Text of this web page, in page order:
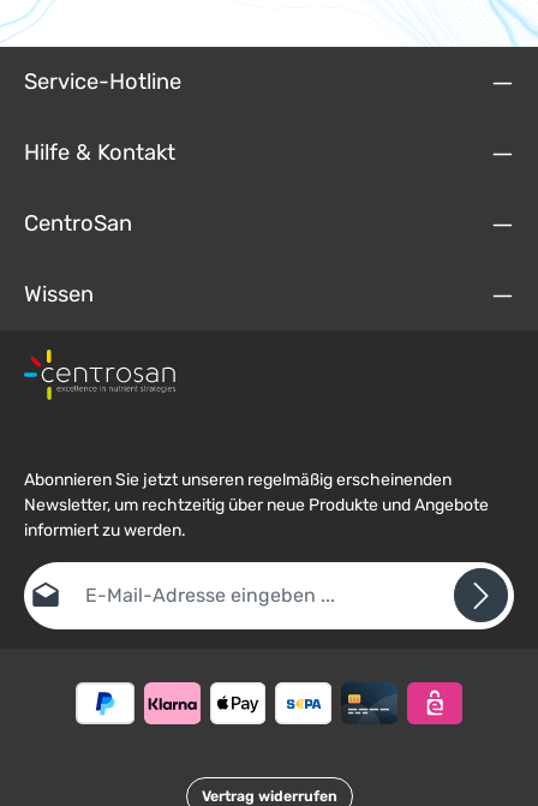
Service-Hotline
Hilfe & Kontakt
CentroSan
Wissen
Abonnieren Sie jetzt unseren regelmäßig erscheinenden
Newsletter, um rechtzeitig über neue Produkte und Angebote
informiert zu werden.
E-Mail-Adresse*
Ich habe die Datenschutzbestimmungen zur Kenntnis
genommen und dieAGBgelesen und bin mit ihnen
Um weiterzugehen, geben Sie die oben abgebildeten Zeichen ein
Pflichtfelder.
Vertrag widerrufen